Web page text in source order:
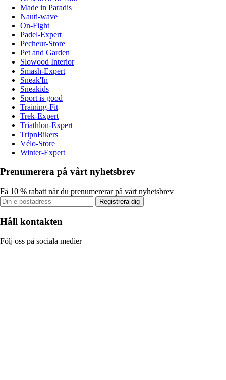
Made in Paradis
Nauti-wave
On-Fight
Padel-Expert
Pecheur-Store
Pet and Garden
Slowood Interior
Smash-Expert
Sneak'In
Sneakids
Sport is good
Training-Fit
Trek-Expert
Triathlon-Expert
TripnBikers
Vélo-Store
Winter-Expert
Prenumerera på vårt nyhetsbrev
Få 10 % rabatt när du prenumererar på vårt nyhetsbrev
Registrera dig
Håll kontakten
Följ oss på sociala medier